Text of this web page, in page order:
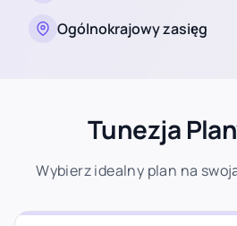
Ogólnokrajowy zasięg
Tunezja
Wybierz idealny plan na